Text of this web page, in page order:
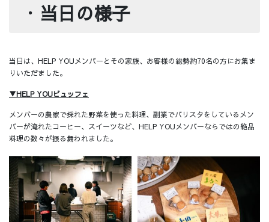
・ 当日の様子
当日は、HELP YOUメンバーとその家族、お客様の総勢約70名の方にお集ま
りいただました。
▼HELP YOUビュッフェ
メンバーの農家で採れた野菜を使った料理、副業でバリスタをしているメン
バーが淹れたコーヒー、スイーツなど、HELP YOUメンバーならではの絶品
料理の数々が振る舞われました。